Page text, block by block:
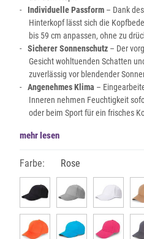
Individuelle Passform– Dank
Hinterkopf lässt sich die
bis 59 cm anpassen, ohne zu
Sicherer Sonnenschutz– Der
Gesicht wohltuenden Schatten
zuverlässig vor blendender
Angenehmes Klima –
Inneren nehmen Feuchtigkeit
oder beim Sport für ein frisches
mehr lesen
Farbe: Rose